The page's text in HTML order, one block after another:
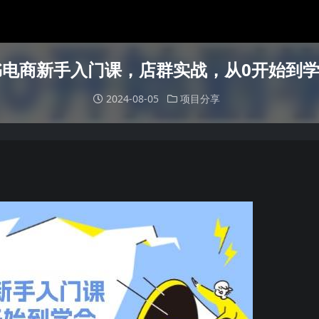
商新手入门课，店群实战，从0开始到
2024-08-05 项目分享